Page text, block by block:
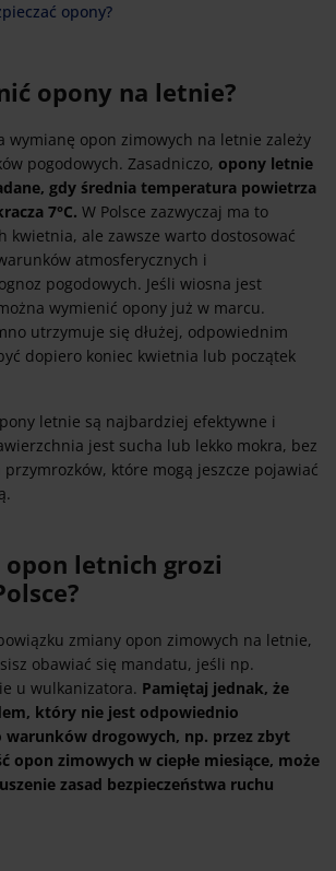
opony?
opony na letnie?
wymianę opon zimowych na letnie zależy
pogodowych. Zasadniczo, opony letnie
gdy średnia temperatura powietrza
7°C. W Polsce zazwyczaj ma to
kwietnia, ale zawsze warto dostosować
atmosferycznych i
pogodowych. Jeśli wiosna jest
wymienić opony już w marcu.
utrzymuje się dłużej, odpowiednim
dopiero koniec kwietnia lub początek
letnie są najbardziej efektywne i
jest sucha lub lekko mokra, bez
które mogą jeszcze pojawiać
opon letnich grozi
zmiany opon zimowych na letnie,
obawiać się mandatu, jeśli np.
u wulkanizatora. Pamiętaj jednak, że
który nie jest odpowiednio
warunków drogowych, np. przez zbyt
opon zimowych w ciepłe miesiące, może
zasad bezpieczeństwa ruchu